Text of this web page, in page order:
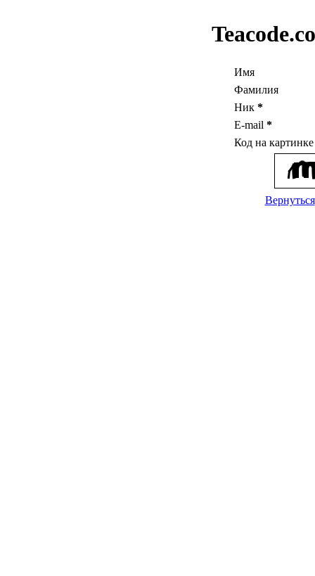
Имя
Фамилия
Ник *
E-mail *
Код на
Вернуться